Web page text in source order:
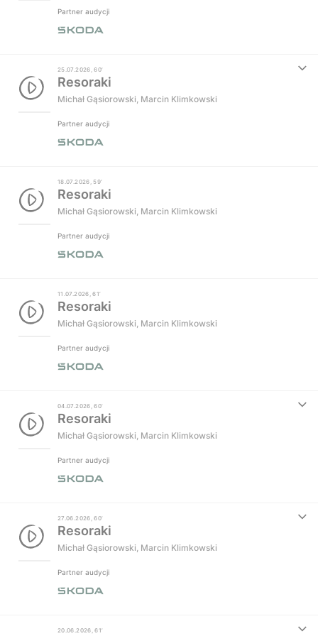
Partner audycji
25.07.2026, 60’
Resoraki
Michał Gąsiorowski Marcin Klimkowski
Partner audycji
18.07.2026, 59’
Resoraki
Michał Gąsiorowski Marcin Klimkowski
Partner audycji
11.07.2026, 61’
Resoraki
Michał Gąsiorowski Marcin Klimkowski
Partner audycji
04.07.2026, 60’
Resoraki
Michał Gąsiorowski Marcin Klimkowski
Partner audycji
27.06.2026, 60’
Resoraki
Michał Gąsiorowski Marcin Klimkowski
Partner audycji
20.06.2026, 61’